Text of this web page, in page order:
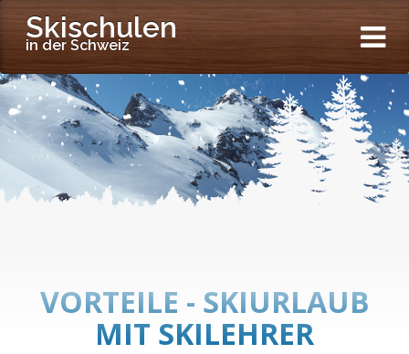
Skischulen
in der Schweiz
VORTEILE - SKIURLAUB
MIT SKILEHRER